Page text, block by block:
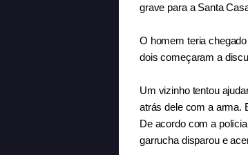
grave para a Santa
O homem teria
dois começaram a
Um vizinho tentou
atrás dele com a arma.
De acordo com a
garrucha disparou e